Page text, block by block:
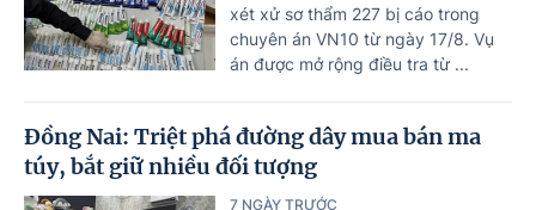
xét xử sơ thẩm 227 bị cáo trong
chuyên án VN10 từ ngày 17/8. Vụ
án được mở rộng điều tra từ ...
Đồng Nai: Triệt phá đường dây mua bán ma
túy, bắt giữ nhiều đối tượng
7 NGÀY TRƯỚC